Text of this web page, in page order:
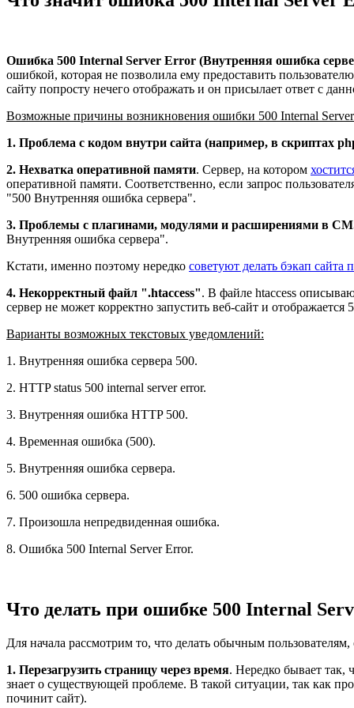
Ошибка 500 Internal Server Error (Внутренняя ошибка
ошибкой, которая не позволила ему предоставить
сайту попросту нечего отображать и он присылает ответ с
Возможные причины возникновения ошибки 500 Internal
1. Проблема с кодом внутри сайта (например, в скриптах
2. Нехватка оперативной памяти. Сервер, на котором
оперативной памяти. Соответственно, если запрос
"500 Внутренняя ошибка сервера".
3. Проблемы с плагинами, модулями и расширениями в
Внутренняя ошибка сервера".
Кстати, именно поэтому нередко советуют делать бэкап
4. Некорректный файл ".htaccess". В файле htaccess
сервер не может корректно запустить веб-сайт и отображается
Варианты возможных текстовых уведомлений:
1. Внутренняя ошибка сервера 500.
2. HTTP status 500 internal server error.
3. Внутренняя ошибка HTTP 500.
4. Временная ошибка (500).
5. Внутренняя ошибка сервера.
6. 500 ошибка сервера.
7. Произошла непредвиденная ошибка.
8. Ошибка 500 Internal Server Error.
Что делать при ошибке 500 Internal
Для начала рассмотрим то, что делать обычным
1. Перезагрузить страницу через время. Нередко бывает так,
знает о существующей проблеме. В такой ситуации, так как
починит сайт).